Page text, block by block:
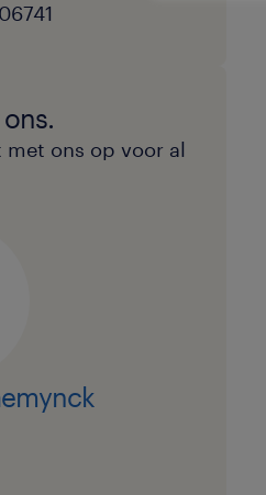
met ons op voor al